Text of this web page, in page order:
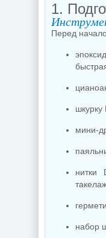
1.
Перед
шкурку
мини-
нитки
набор